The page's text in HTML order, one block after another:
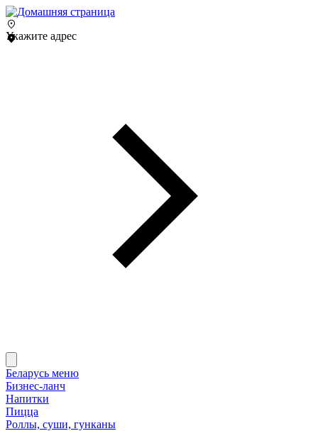
Укажите адрес
Беларусь меню
Бизнес-ланч
Напитки
Пицца
Роллы, суши, гунканы